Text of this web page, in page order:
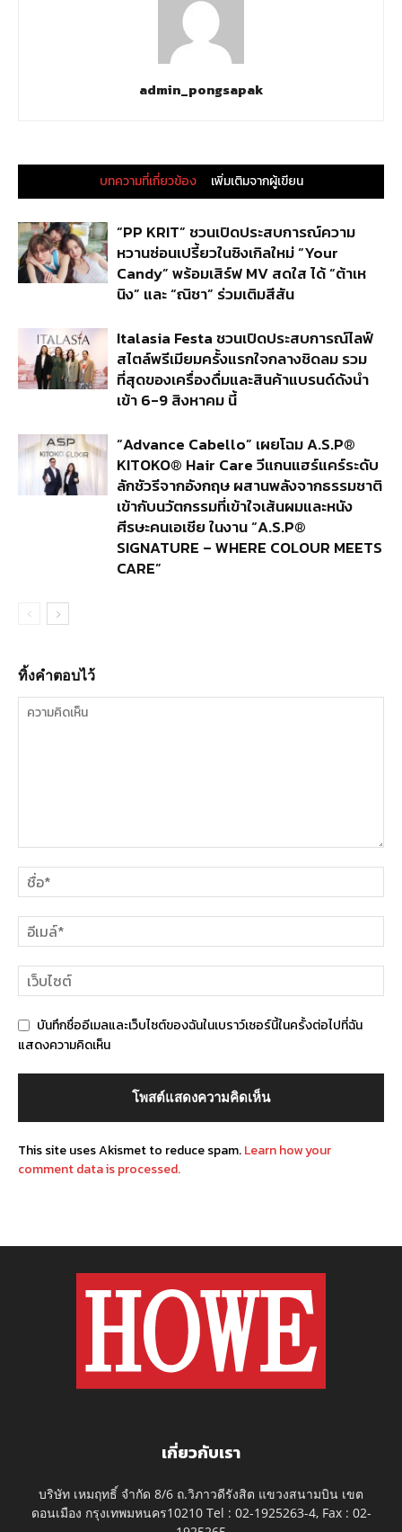
admin_pongsapak
บทความที่เกี่ยวข้อง เพิ่มเติมจากผู้เขียน
“PP KRIT” ชวนเปิดประสบการณ์ความ
หวานซ่อนเปรี้ยวในซิงเกิลใหม่ “Your
Candy” พร้อมเสิร์ฟ MV สดใส ได้ “ต้าเห
นิง” และ “ณิชา” ร่วมเติมสีสัน
Italasia Festa ชวนเปิดประสบการณ์ไลฟ์
สไตล์พรีเมียมครั้งแรกใจกลางชิดลม รวม
ที่สุดของเครื่องดื่มและสินค้าแบรนด์ดังนำ
เข้า 6-9 สิงหาคม นี้
“Advance Cabello” เผยโฉม A.S.P®
KITOKO® Hair Care วีแกนแฮร์แคร์ระดับ
ลักชัวรีจากอังกฤษ ผสานพลังจากธรรมชาติ
เข้ากับนวัตกรรมที่เข้าใจเส้นผมและหนัง
ศีรษะคนเอเชีย ในงาน “A.S.P®
SIGNATURE – WHERE COLOUR MEETS
CARE”
ทิ้งคำตอบไว้
บันทึกชื่ออีเมลและเว็บไซต์ของฉันในเบราว์เซอร์นี้ในครั้งต่อไปที่ฉัน
แสดงความคิดเห็น
This site uses Akismet to reduce spam.Learn how your
comment data is processed.
เกี่ยวกับเรา
บริษัท เหมฤทธิ์ จำกัด 8/6 ถ.วิภาวดีรังสิต แขวงสนามบิน เขต
ดอนเมือง กรุงเทพมหนคร10210 Tel : 02-1925263-4, Fax : 02-